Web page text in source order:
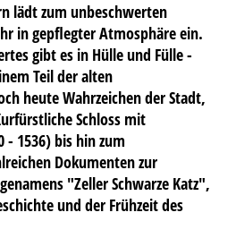
lädt zum unbeschwerten
in gepflegter Atmosphäre ein.
gibt es in Hülle und Fülle -
Teil der alten
heute Wahrzeichen der Stadt,
Schloss mit
- 1536) bis hin zum
Dokumenten zur
"Zeller Schwarze Katz",
und der Frühzeit des